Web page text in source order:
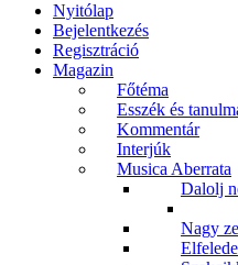
Nyitólap
Bejelentkezés
Regisztráció
Magazin
Főtéma
Esszék és
Kommentár
Interjúk
Musica Aberrata
Dalolj
Nagy